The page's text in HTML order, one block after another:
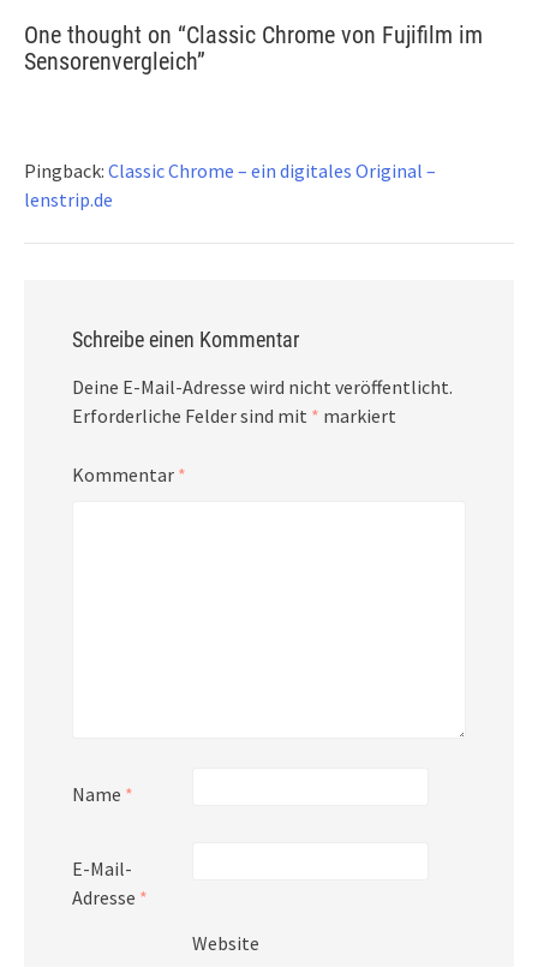
One thought on “Classic Chrome von Fujifilm im
Sensorenvergleich”
Pingback: Classic Chrome – ein digitales Original –
lenstrip.de
Schreibe einen Kommentar
Deine E-Mail-Adresse wird nicht veröffentlicht.
Erforderliche Felder sind mit * markiert
Kommentar *
Name *
E-Mail-
Adresse *
Website